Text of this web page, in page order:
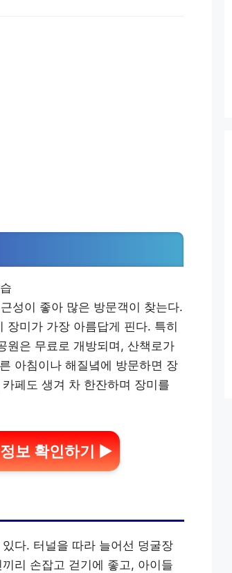
성이 좋아 많은 방문객이 찾는다.
미가 가장 아름답게 핀다. 특히
원은 무료로 개방되며, 산책로가
아침이나 해질녘에 방문하면 장
페도 생겨 차 한잔하며 장미를
보 확인하기 ▶
다. 터널을 따라 늘어선 덩굴장
리 손잡고 걷기에 좋고, 아이들